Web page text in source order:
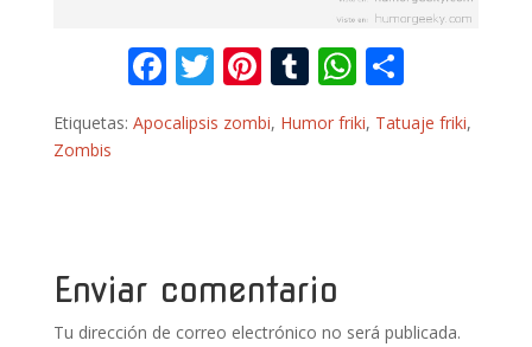
F
ac
e
k
T
itt
Pi
nt
er
T
m
W
h
at
o
m
Etiquetas: Apocalipsis zombi, Humor friki, Tatuaje friki,
Zombis
Enviar comentario
Tu dirección de correo electrónico no será publicada.